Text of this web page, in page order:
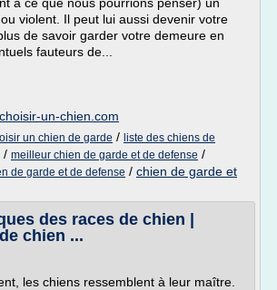
violent. Il peut lui aussi devenir votre
de savoir garder votre demeure en
fauteurs de...
un-chien.com
un chien de garde / liste des chiens de
/ meilleur chien de garde et de defense /
de garde et de defense / chien de garde et
des races de chien |
chien ...
les chiens ressemblent à leur maître.